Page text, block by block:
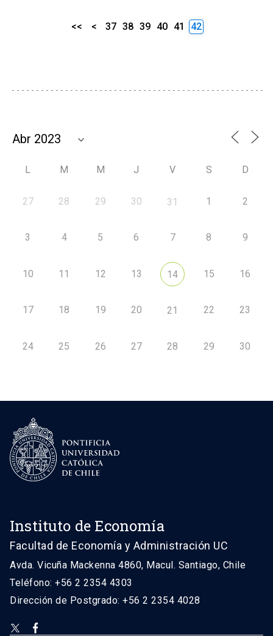
<< < 37 38 39 40 41 42
L M M J V S D
27 28 29 30 31 1 2
3 4 5 6 7 8 9
10 11 12 13 14 15 16
17 18 19 20 21 22 23
24 25 26 27 28 29 30
Instituto de Economía
Facultad de Economía y Administración UC
Avda. Vicuña Mackenna 4860, Macul. Santiago, Chile
Teléfono: +56 2 2354 4303
Dirección de Postgrado: +56 2 2354 4028